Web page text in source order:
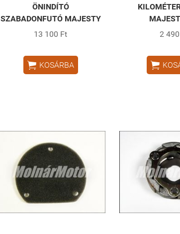
ÖNINDÍTÓ
SZABADONFUTÓ MAJESTY
13 100 Ft
 KOSÁRBA
2
